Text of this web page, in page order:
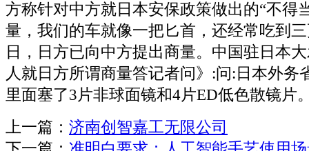
方称针对中方就日本安保政策做出的“不得
量，我们的车就像一把匕首，还经常吃到
日，日方已向中方提出商量。中国驻日本
人就日方所谓商量答记者问》:问:日本外务
里面塞了3片非球面镜和4片ED低色散镜片
上一篇： 济南创智嘉工无限公司